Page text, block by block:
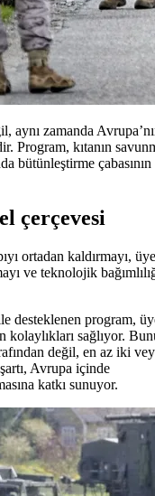
aynı zamanda
Program, kıtanın
bütünleştirme çabasının
çerçevesi
ortadan kaldırmayı, üye
ve teknolojik
desteklenen program,
sağlıyor.
değil, en az iki
Avrupa içinde
katkı sunuyor.